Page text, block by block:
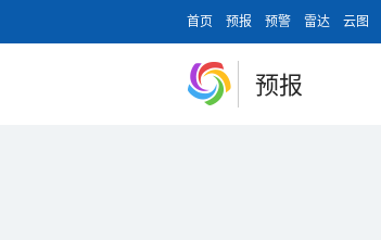
首页 预报 预警 雷达 云图
预报